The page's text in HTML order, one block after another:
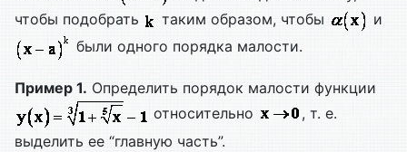
чтобы подобрать
таким образом, чтобы
и
были одного порядка малости.
Пример 1. Определить порядок малости функции
относительно
, т. е.
выделить ее “главную часть”.